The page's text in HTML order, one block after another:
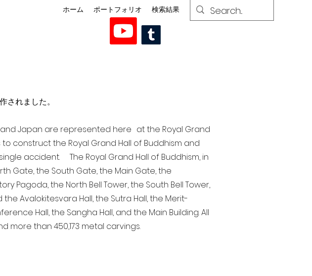
ホーム ポートフォリオ 検索結果
されました。
and Japan are represented here at the Royal Grand
construct the Royal Grand Hall of Buddhism and
accident. The Royal Grand Hall of Buddhism, in
Gate, the South Gate, the Main Gate, the
Pagoda, the North Bell Tower, the South Bell Tower,
Avalokitesvara Hall, the Sutra Hall, the Merit-
Hall, the Sangha Hall, and the Main Building. All
more than 450,173 metal carvings.